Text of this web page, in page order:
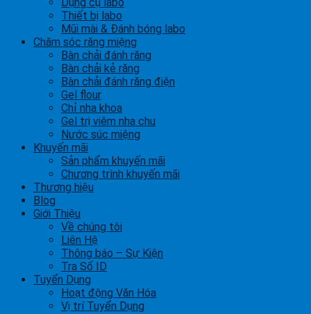
Dụng cụ labo
Thiết bị labo
Mũi mài & Đánh bóng labo
Chăm sóc răng miệng
Bàn chải đánh răng
Bàn chải kẻ răng
Bàn chải đánh răng điện
Gel flour
Chỉ nha khoa
Gel trị viêm nha chu
Nước súc miệng
Khuyến mãi
Sản phẩm khuyến mãi
Chương trình khuyến mãi
Thương hiệu
Blog
Giới Thiệu
Về chúng tôi
Liên Hệ
Thông báo – Sự Kiện
Tra Số ID
Tuyển Dụng
Hoạt động Văn Hóa
Vị trí Tuyển Dụng